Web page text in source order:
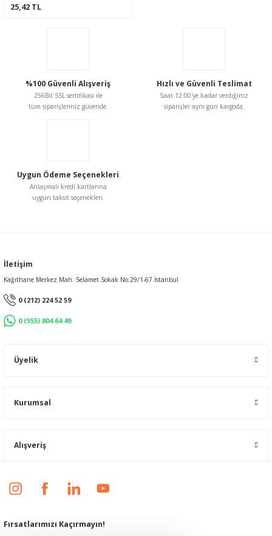
25,42 TL
%100 Güvenli Alışveriş
256Bit SSL sertifikası ile
tüm siparişleriniz güvende.
Hızlı ve Güvenli Teslimat
Saat 12:00'ye kadar verdiğiniz
siparişler aynı gün kargoda.
Uygun Ödeme Seçenekleri
Anlaşmalı kredi kartlarına
uygun taksit seçenekleri.
İletişim
Kağıthane Merkez Mah. Selamet Sokak No:29/1-67 İstanbul
0 (212) 224 52 59
0 (555) 804 64 49
Üyelik
Kurumsal
Alışveriş
Fırsatlarımızı Kaçırmayın!